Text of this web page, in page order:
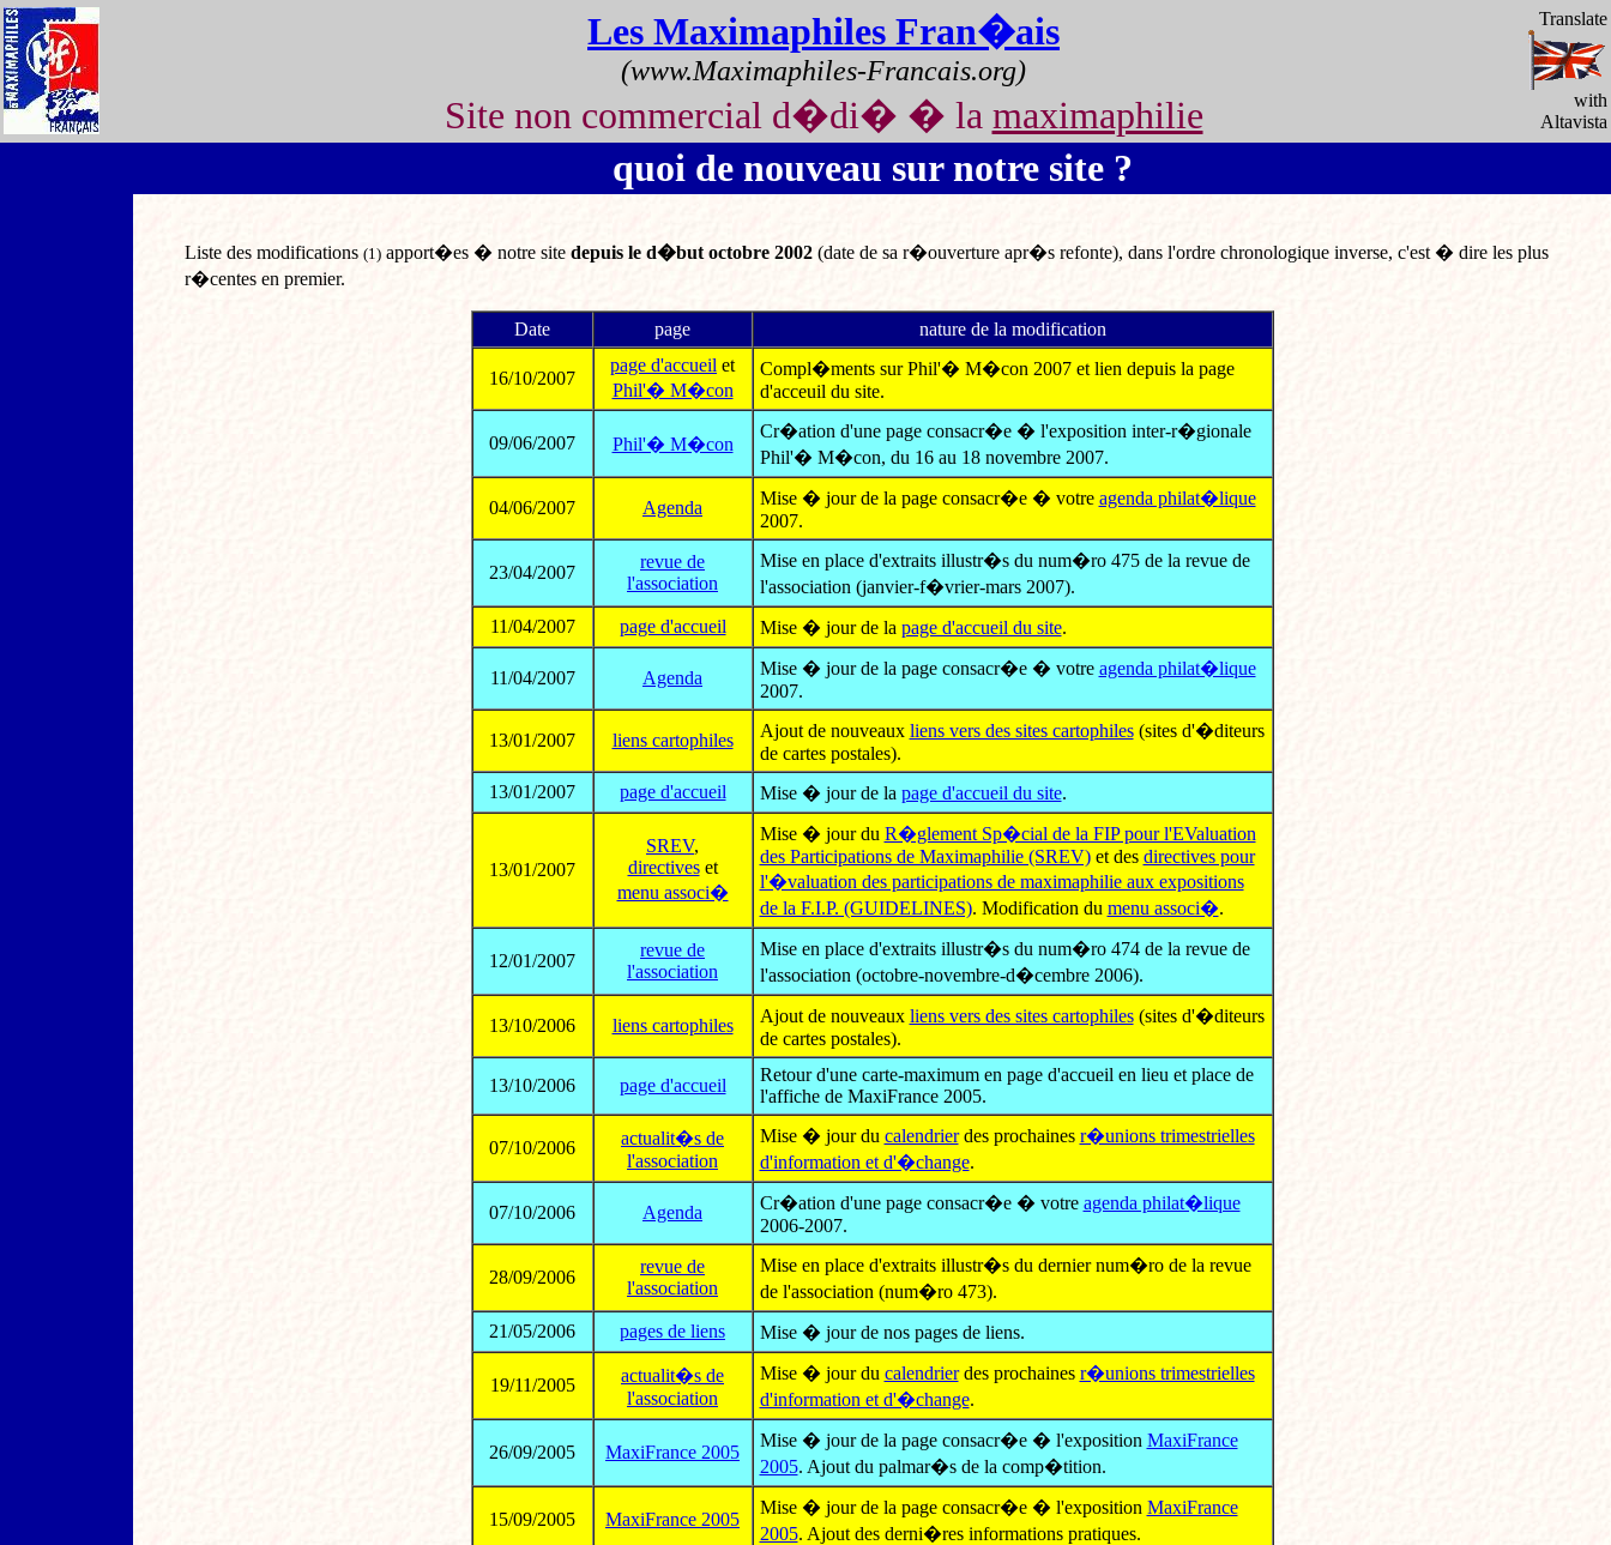
Les Maximaphiles Fran�ais
(www.Maximaphiles-Francais.org)
Site non commercial d�di� � la maximaphilie
Translate
with
Altavista
quoi de nouveau sur notre site ?
Liste des modifications (1) apport�es � notre site depuis le d�but octobre 2002 (date de sa r�ouverture apr�s refonte), dans l'ordre chronologique inverse, c'est � dire les plus
r�centes en premier.
Date page nature de la modification
16/10/2007
page d'accueil et
Phil'� M�con
Compl�ments sur Phil'� M�con 2007 et lien depuis la page
d'acceuil du site.
09/06/2007 Phil'� M�con
Cr�ation d'une page consacr�e � l'exposition inter-r�gionale
Phil'� M�con, du 16 au 18 novembre 2007.
04/06/2007 Agenda Mise � jour de la page consacr�e � votre agenda philat�lique
2007.
23/04/2007
revue de
l'association
Mise en place d'extraits illustr�s du num�ro 475 de la revue de
l'association (janvier-f�vrier-mars 2007).
11/04/2007
page d'accueil Mise � jour de la page d'accueil du site.
11/04/2007 Agenda Mise � jour de la page consacr�e � votre agenda philat�lique
2007.
13/01/2007 liens cartophiles Ajout de nouveaux liens vers des sites cartophiles(sites d'�diteurs
de cartes postales).
13/01/2007
page d'accueil Mise � jour de la page d'accueil du site.
13/01/2007
SREV,
directiveset
menu associ�
Mise � jour du R�glement Sp�cial de la FIP pour l'EValuation
des Participations de Maximaphilie (SREV)et des directives pour
l'�valuation des participations de maximaphilie aux expositions
de la F.I.P. (GUIDELINES). Modification du menu associ�.
12/01/2007
revue de
l'association
Mise en place d'extraits illustr�s du num�ro 474 de la revue de
l'association (octobre-novembre-d�cembre 2006).
13/10/2006 liens cartophiles Ajout de nouveaux liens vers des sites cartophiles(sites d'�diteurs
de cartes postales).
13/10/2006 page d'accueil
Retour d'une carte-maximum en page d'accueil en lieu et place de
l'affiche de MaxiFrance 2005.
07/10/2006
actualit�s de
l'association
Mise � jour du calendrierdes prochaines r�unions trimestrielles
d'information et d'�change.
07/10/2006 Agenda Cr�ation d'une page consacr�e � votre agenda philat�lique
2006-2007.
28/09/2006
revue de
l'association
Mise en place d'extraits illustr�s du dernier num�ro de la revue
de l'association (num�ro 473).
21/05/2006
pages de liens Mise � jour de nos pages de liens.
19/11/2005
actualit�s de
l'association
Mise � jour du calendrierdes prochaines r�unions trimestrielles
d'information et d'�change.
26/09/2005 MaxiFrance 2005
Mise � jour de la page consacr�e � l'exposition MaxiFrance
2005. Ajout du palmar�s de la comp�tition.
15/09/2005 MaxiFrance 2005
Mise � jour de la page consacr�e � l'exposition MaxiFrance
2005. Ajout des derni�res informations pratiques.